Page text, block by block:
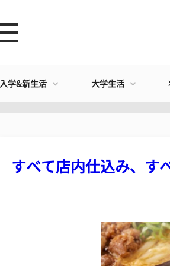
入学&新生活 大学生活
すべて店内仕込み、す